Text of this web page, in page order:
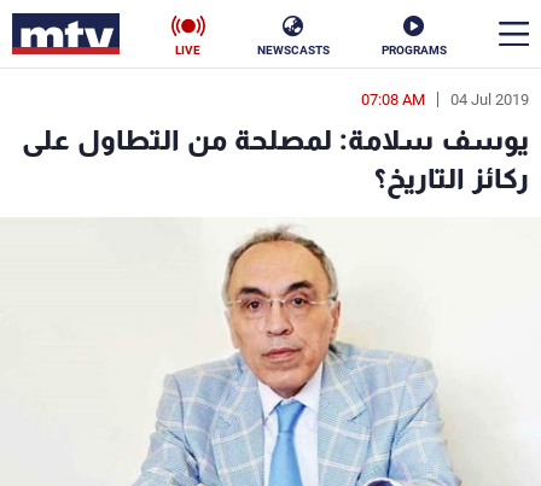
PROGRAMS
NEWSCASTS
LIVE
04 Jul 2019
07:08 AM
يوسف سلامة: لمصلحة من التطاول على
ركائز التاريخ؟
en
الأخبار
فن
رياضة
كأس العالم